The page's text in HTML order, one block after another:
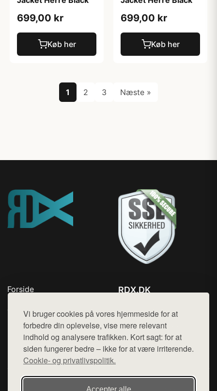
Vi bruger cookies på vores hjemmeside for at
forbedre din oplevelse, vise mere relevant
indhold og analysere trafikken. Kort sagt: for at
siden fungerer bedre – ikke for at være irriterende.
Cookie- og privatlivspolitik.
Accepter alle
699,00 kr
Køb her
699,00 kr
Køb her
1 2 3 Næste »
Forside
Top Rabatter
Blog
Kontakt
RDX.DK
Mail: hej@want.dk
Cookie- og privatlivspolitik
Denne side er en del af want.dk, der udgiver en række